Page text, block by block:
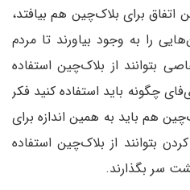
اتفاق برای بلاک‌چین هم بیافتد،
را به وجود بیاورند تا مردم
بتوانند از بلاک‌چین استفاده
چگونه باید استفاده کنید فکر
هم باید به همین اندازه برای
بتوانند از بلاک‌چین استفاده
سر بگذارند.